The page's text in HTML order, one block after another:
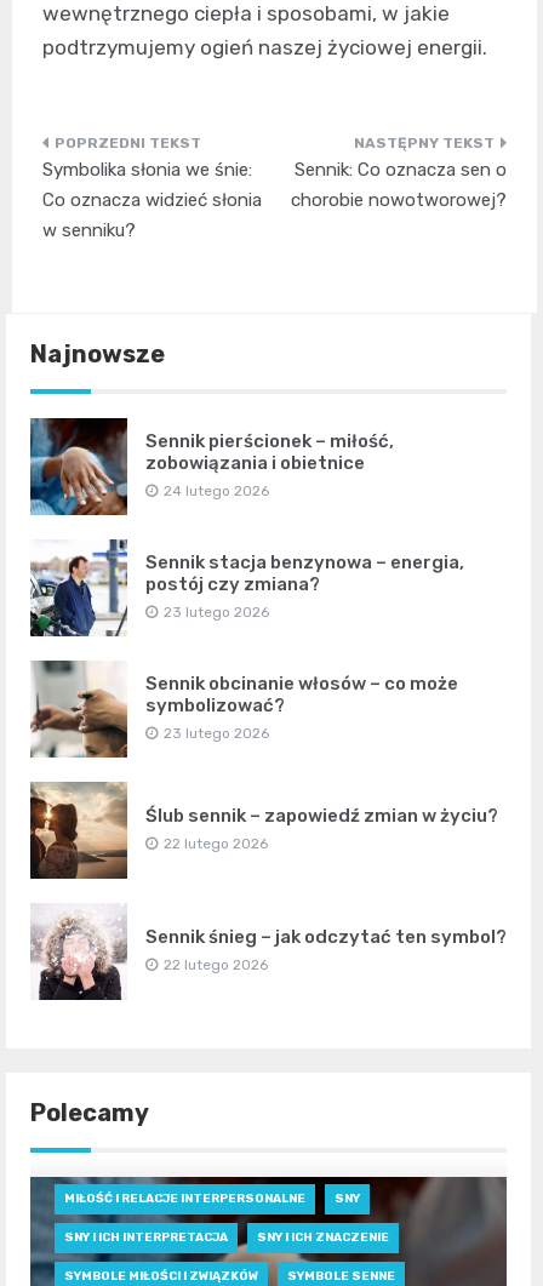
wewnętrznego ciepła i sposobami, w jakie
podtrzymujemy ogień naszej życiowej energii.
Nawigacja
wpisu
Symbolika słonia we śnie:
Co oznacza widzieć słonia
w senniku?
Sennik: Co oznacza sen o
chorobie nowotworowej?
Najnowsze
Sennik pierścionek – miłość,
zobowiązania i obietnice
24 lutego 2026
Sennik stacja benzynowa – energia,
postój czy zmiana?
23 lutego 2026
Sennik obcinanie włosów – co może
symbolizować?
23 lutego 2026
Ślub sennik – zapowiedź zmian w życiu?
22 lutego 2026
Sennik śnieg – jak odczytać ten symbol?
22 lutego 2026
Polecamy
MIŁOŚĆ I RELACJE INTERPERSONALNE SNY
SNY I ICH INTERPRETACJA SNY I ICH ZNACZENIE
SYMBOLE MIŁOŚCI I ZWIĄZKÓW SYMBOLE SENNE